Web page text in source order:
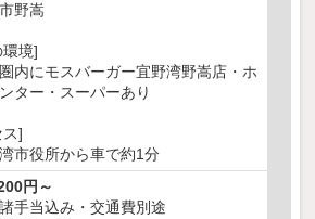
野嵩
境]
圏内にモスバーガー宜野湾野嵩店・ホ
ター・スーパーあり
]
湾市役所から車で約1分
円～
手当込み・交通費別途